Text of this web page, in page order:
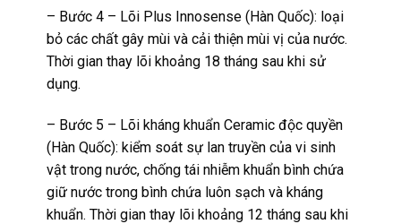
– Bước 4 – Lõi Plus Innosense (Hàn Quốc): loại
bỏ các chất gây mùi và cải thiện mùi vị của nước.
Thời gian thay lõi khoảng 18 tháng sau khi sử
dụng.
– Bước 5 – Lõi kháng khuẩn Ceramic độc quyền
(Hàn Quốc): kiểm soát sự lan truyền của vi sinh
vật trong nước, chống tái nhiễm khuẩn bình chứa
giữ nước trong bình chứa luôn sạch và kháng
khuẩn. Thời gian thay lõi khoảng 12 tháng sau khi